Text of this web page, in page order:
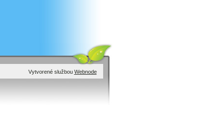
Vytvorené službou Webnode